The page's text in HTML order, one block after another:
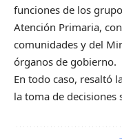
funciones de los
Atención Primaria,
comunidades y del
órganos de gobierno.
En todo caso, resaltó
la toma de decisiones